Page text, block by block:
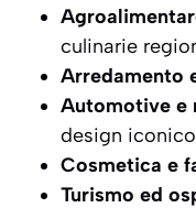
culinarie
Arredamento
Automotive e
design
Cosmetica e
Turismo ed